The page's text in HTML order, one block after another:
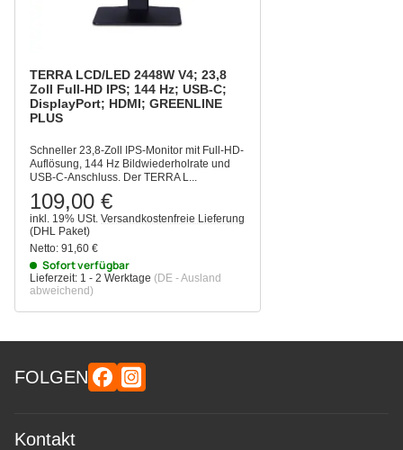
TERRA LCD/LED 2448W V4; 23,8
Zoll Full-HD IPS; 144 Hz; USB-C;
DisplayPort; HDMI; GREENLINE
PLUS
Schneller 23,8-Zoll IPS-Monitor mit Full-HD-
Auflösung, 144 Hz Bildwiederholrate und
USB-C-Anschluss. Der TERRA L...
109,00 €
inkl. 19% USt. Versandkostenfreie Lieferung
(DHL Paket)
Netto: 91,60 €
Sofort verfügbar
Lieferzeit: 1 - 2 Werktage (DE - Ausland
abweichend)
FOLGEN
Kontakt